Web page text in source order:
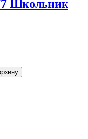
Школьник